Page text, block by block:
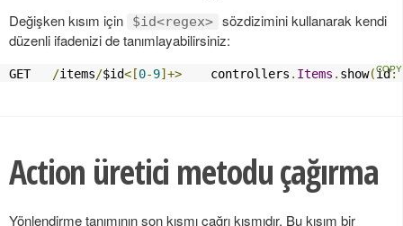
Değişken kısım için $id<regex> sözdizimini kullanarak kendi
düzenli ifadenizi de tanımlayabilirsiniz:
GET /items/$id<[0-9]+>
    controllers
. Items . show(id:
Action üretici metodu çağırma
Yönlendirme tanımının son kısmı çağrı kısmıdır. Bu kısım bir